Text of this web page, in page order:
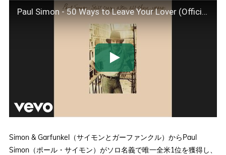
Paul Simon - 50 Ways to Leave Your Lover (Official Audio)
Simon & Garfunkel（サイモンとガーファンクル）からPaul
Simon（ポール・サイモン）がソロ名義で唯一全米1位を獲得し、